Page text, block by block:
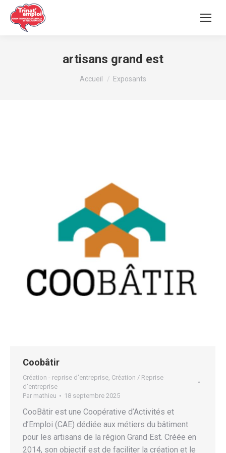
artisans grand est
Vous êtes ici :
Accueil Exposants
Coobâtir
Création - reprise d'entreprise, Création / Reprise
d'entreprise
Par mathieu 18 septembre 2025
CooBâtir est une Coopérative d’Activités et
d’Emploi (CAE) dédiée aux métiers du bâtiment
pour les artisans de la région Grand Est. Créée en
2014, son objectif est de faciliter la création et le